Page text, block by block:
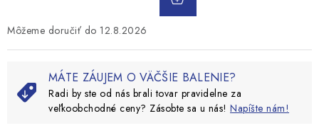
12.8.2026
MÁTE ZÁUJEM O VÄČŠIE BALENIE?
Radi by ste od nás brali tovar pravidelne za
veľkoobchodné ceny? Zásobte sa u nás! Napíšte nám!